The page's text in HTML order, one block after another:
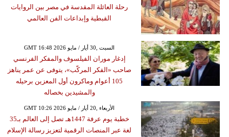
رحلة العائلة المقدسة في مصر بين الروايات
القبطية وإبداعات الفن العالمي
GMT 16:48 2026 السبت ,30 أيار / مايو
إدغار موران الفيلسوف والمفكر الفرنسي
صاحب «الفكر المركّب»، يتوفى عن عمر يناهز
105 أعوام وماكرون أول المعزين برحيله
والمشيدين بخصاله
GMT 10:26 2026 الأربعاء ,20 أيار / مايو
خطبة يوم عرفة 1447هـ تصل إلى العالم بـ35
لغة عبر المنصات الرقمية لتعزيز رسالة الإسلام